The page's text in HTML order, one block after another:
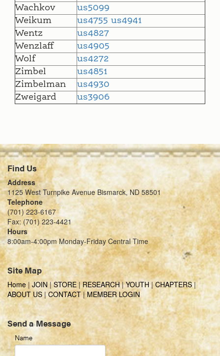
Wachkov
us5099
Weikum
us4755 us4941
Wentz
us4827
Wenzlaff
us4905
Wolf
us4272
Zimbel
us4851
Zimbelman
us4930
Zweigard
us3906
Find Us
Address
1125 West Turnpike Avenue Bismarck, ND 58501
Telephone
(701) 223-6167
Fax: (701) 223-4421
Hours
8:00am-4:00pm Monday-Friday Central Time
Site Map
Home | JOIN|STORE|RESEARCH|YOUTH|CHAPTERS|
ABOUT US|CONTACT|MEMBER LOGIN
Send a Message
Name